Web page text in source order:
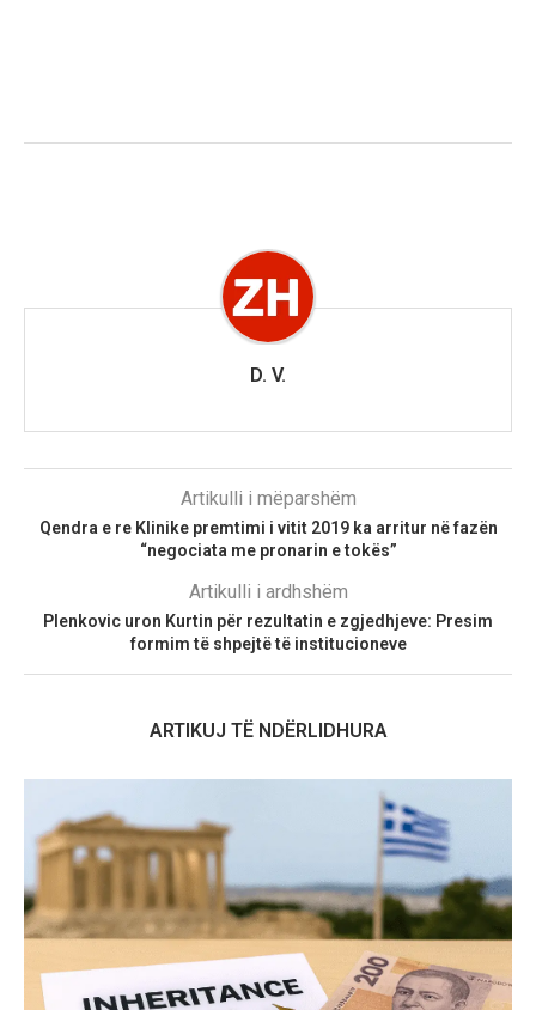
D. V.
Artikulli i mëparshëm
Qendra e re Klinike premtimi i vitit 2019 ka arritur në fazën
“negociata me pronarin e tokës”
Artikulli i ardhshëm
Plenkovic uron Kurtin për rezultatin e zgjedhjeve: Presim
formim të shpejtë të institucioneve
ARTIKUJ TË NDËRLIDHURA